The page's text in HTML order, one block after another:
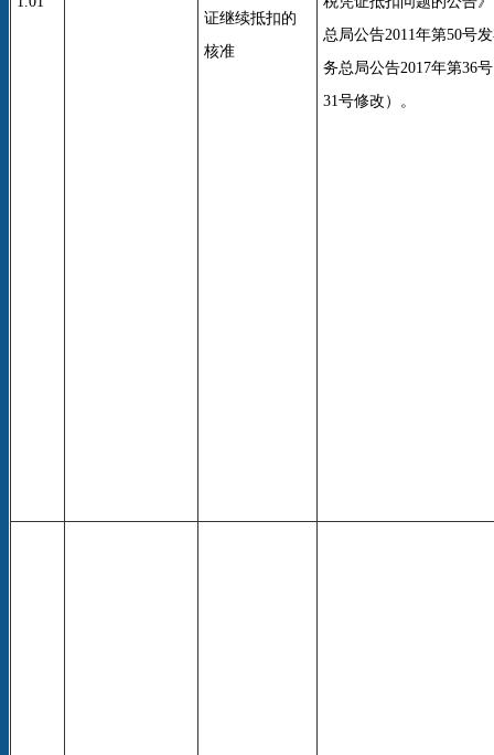
证继续抵扣的
核准
总局公告2011年第50号
务总局公告2017年第36
31号修改）。